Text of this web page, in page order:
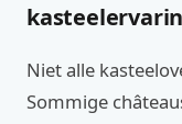
Niet alle
Sommige